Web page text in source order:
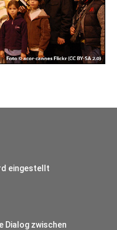
eingestellt
Dialog zwischen